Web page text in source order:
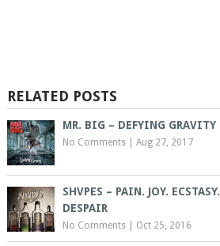
RELATED POSTS
MR. BIG – DEFYING GRAVITY
No Comments Aug 27, 2017
SHVPES – PAIN. JOY. ECSTASY.
DESPAIR
No Comments Oct 25, 2016